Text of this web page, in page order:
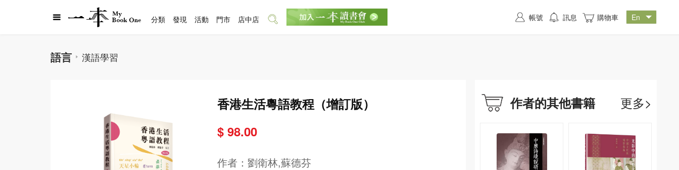
語言 漢語學習
香港生活粵語教程（增訂版）
$ 98.00
作者： 劉衛林,蘇德芬
作者的其他書籍 更多>
分類 發現 活動 門市 店中店 帳號 訊息 購物車